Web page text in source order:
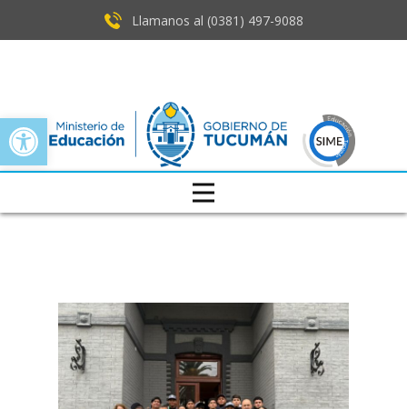
Open toolbar
Llamanos al (0381) ​497-9088